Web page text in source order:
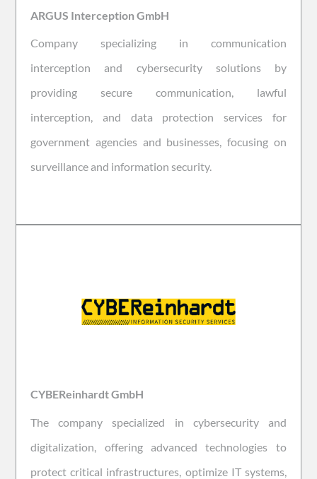
ARGUS Interception GmbH
Company specializing in communication
interception and cybersecurity solutions by
providing secure communication, lawful
interception, and data protection services for
government agencies and businesses, focusing on
surveillance and information security.
CYBEReinhardt GmbH
The company specialized in cybersecurity and
digitalization, offering advanced technologies to
protect critical infrastructures, optimize IT systems,